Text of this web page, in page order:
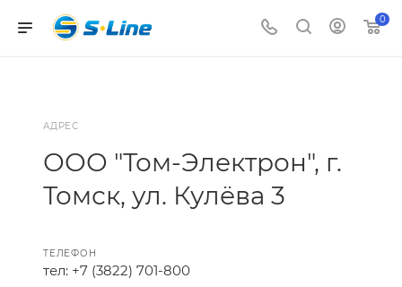
0
АДРЕС
ООО "Том-Электрон", г.
Томск, ул. Кулёва 3
ТЕЛЕФОН
тел: +7 (3822) 701-800